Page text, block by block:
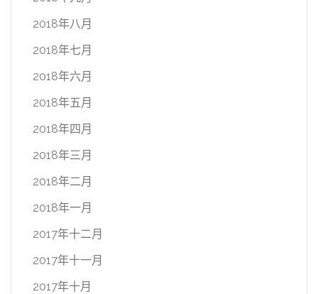
2018年八月
2018年七月
2018年六月
2018年五月
2018年四月
2018年三月
2018年二月
2018年一月
2017年十二月
2017年十一月
2017年十月